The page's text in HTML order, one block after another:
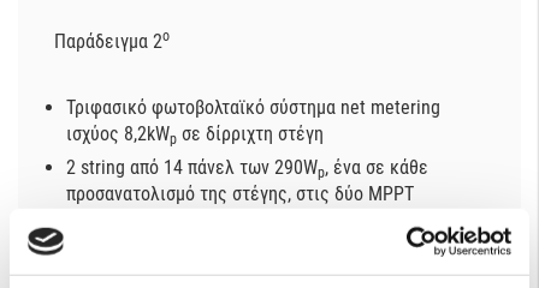
Παράδειγμα 2o
Τριφασικό φωτοβολταϊκό σύστημα net metering
ισχύος 8,2kWp σε δίρριχτη στέγη
2 string από 14 πάνελ των 290Wp, ένα σε κάθε
προσανατολισμό της στέγης, στις δύο MPPT
Ετήσια παραγωγή ενέργειας 12.300 kWh περίπου